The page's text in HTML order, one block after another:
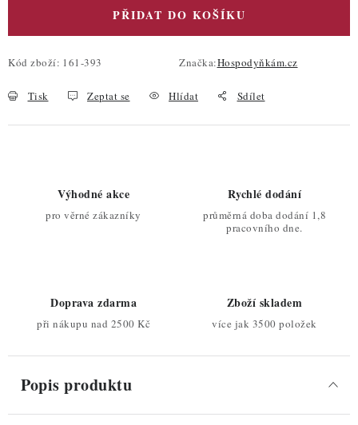
PŘIDAT DO KOŠÍKU
Kód zboží: 161-393 Značka:Hospodyňkám.cz
Tisk Zeptat se Hlídat Sdílet
Výhodné akce
pro věrné zákazníky
Rychlé dodání
průměrná doba dodání 1,8
pracovního dne.
Doprava zdarma
při nákupu nad 2500 Kč
Zboží skladem
více jak 3500 položek
Popis produktu